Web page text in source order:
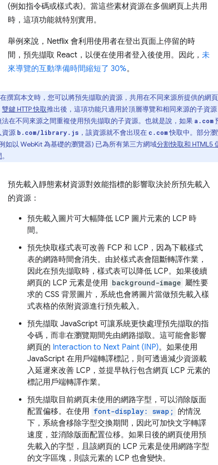
(例如指令碼或樣式表)。當這些素材資源在多個網頁上共用
時，這項功能就特別實用。
舉例來說，Netflix 會利用使用者在登出頁面上停留的時
間，預先擷取 React，以便在使用者登入後使用。因此， 未
來導覽的互動準備時間縮短了 30%。
在撰寫本文時，您可以將預先擷取的資源，共用在不同來源所提供的網
雙鍵 HTTP 快取推出後，這項功能只適用於頂層導覽和相同來源的子資
法在不同來源之間重複使用預先擷取的子資源。也就是說，如果 a.com
資源 b.com/library.js ，該資源就不會出現在 c.com快取中。部分
如以 WebKit 為基礎的瀏覽器) 已為所有第三方網域分割快取和 HTML5
。
預先載入靜態素材資源對效能指標的影響取決於所預先載入
的資源：
預先載入圖片可大幅降低 LCP 圖片元素的 LCP 時
間。
預先快取樣式表可改善 FCP 和 LCP，因為下載樣式
表的網路時間會消失。由於樣式表會阻斷轉譯作業，
因此在預先擷取時，樣式表可以降低 LCP。如果後續
網頁的 LCP 元素是使用 background-image 屬性要
求的 CSS 背景圖片，系統也會將圖片當做預先載入樣
式表格的依附資源進行預先載入。
預先擷取 JavaScript 可讓系統更快處理預先擷取的指
令碼，而非在瀏覽期間先由網路擷取。這可能會影響
網頁的 Interaction to Next Paint (INP)。如果使用
JavaScript 在用戶端轉譯標記，則可透過減少資源載
入延遲來改善 LCP，並提早執行包含網頁 LCP 元素的
標記用戶端轉譯作業。
預先擷取目前網頁未使用的網路字型，可以消除版面
配置偏移。在使用 font-display: swap;
的情況
下，系統會移除字型交換期間，因此可加快文字轉譯
速度，並消除版面配置位移。如果日後的網頁使用預
先載入的字型，且該網頁的 LCP 元素是使用網路字型
的文字區塊，則該元素的 LCP 也會變快。